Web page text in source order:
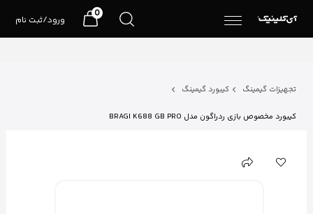
ورود/ثبت نام
0
تجهیزات گیمینگ کیبورد گیمینگ
کیبورد مخصوص بازی ردراگون مدل BRAGI K688 GB PRO